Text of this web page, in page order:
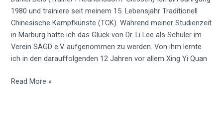
1980 und trainiere seit meinem 15. Lebensjahr Traditionell
Chinesische Kampfkünste (TCK). Während meiner Studienzeit
in Marburg hatte ich das Glück von Dr. Li Lee als Schüler im
Verein SAGD e.V. aufgenommen zu werden. Von ihm lernte
ich in den darauffolgenden 12 Jahren vor allem Xing Yi Quan
Read More »